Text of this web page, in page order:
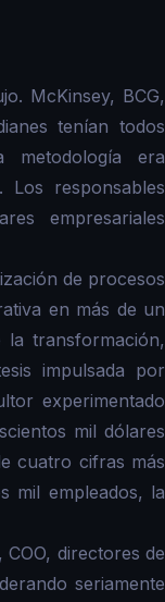
McKinsey, BCG,
tenían todos
era
Los responsables
empresariales
de procesos
en más de un
transformación,
impulsada por
experimentado
mil dólares
cuatro cifras más
mil empleados, la
directores de
seriamente